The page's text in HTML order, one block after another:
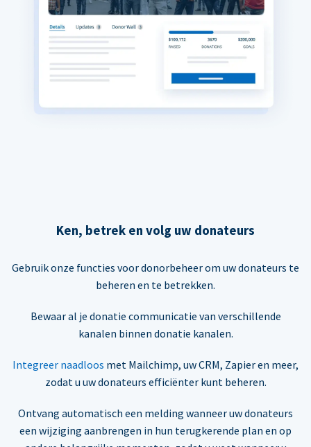
Ken, betrek en volg uw donateurs
Gebruik onze functies voor donorbeheer om uw donateurs te
beheren en te betrekken.
Bewaar al je donatie communicatie van verschillende
kanalen binnen donatie kanalen.
Integreer naadloos met Mailchimp, uw CRM, Zapier en meer,
zodat u uw donateurs efficiënter kunt beheren.
Ontvang automatisch een melding wanneer uw donateurs
een wijziging aanbrengen in hun terugkerende plan en op